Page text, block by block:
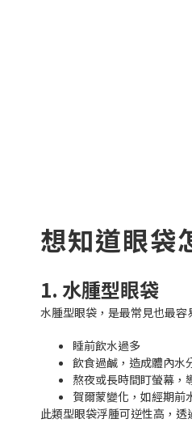
想知道眼袋
1. 水腫型眼袋
水腫型眼袋，是最常見也最
睡前飲水過多
飲食過鹹，造成體內水
熬夜或長時間盯螢幕，
賀爾蒙變化，如經期前
此類型眼袋浮腫可逆性高，